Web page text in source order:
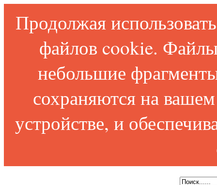
Продолжая
файлов cookie.
небольшие
сохраняются на
устройстве, и